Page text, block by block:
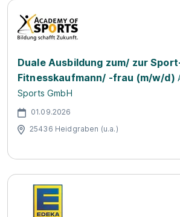
Duale Ausbildung zum/ zur
Fitnesskaufmann/ -frau (m/w/d)
Sports GmbH
01.09.2026
25436 Heidgraben (u.a.)